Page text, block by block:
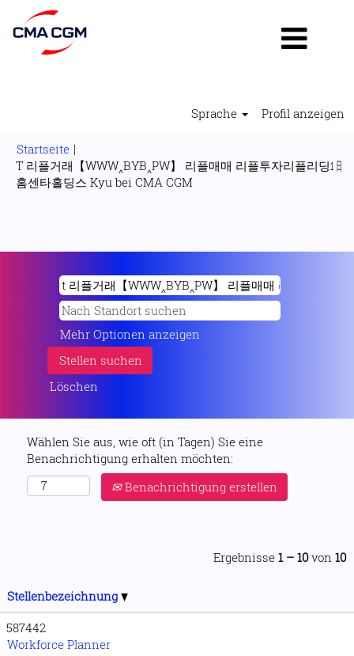
Sprache Profil anzeigen
Startseite |
T 리플거래【WWW‸BYB‸PW】 리플매매 리플투자리플리딩㏠
홈센타홀딩스 Kyu bei CMA CGM
Mehr Optionen anzeigen
Löschen
Wählen Sie aus, wie oft (in Tagen) Sie eine
Benachrichtigung erhalten möchten:
Benachrichtigung erstellen
Ergebnisse 1 – 10von 10
Stellenbezeichnung
587442
Workforce Planner